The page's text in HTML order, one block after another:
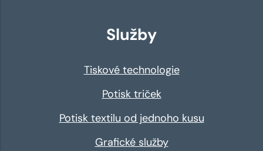
Služby
Tiskové technologie
Potisk triček
Potisk textilu od jednoho kusu
Grafické služby